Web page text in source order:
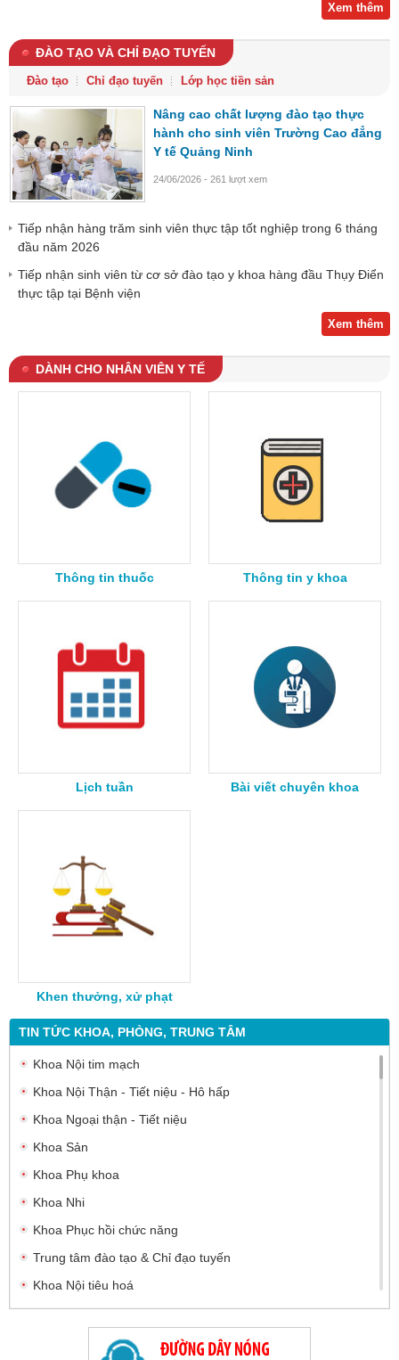
TIN TỨC KHOA, PHÒNG, TRUNG TÂM
Khoa Nội tim mạch
Khoa Nội Thận - Tiết niệu - Hô hấp
Khoa Ngoại thận - Tiết niệu
Khoa Sản
Khoa Phụ khoa
Khoa Nhi
Khoa Phục hồi chức năng
Trung tâm đào tạo & Chỉ đạo tuyến
Khoa Nội tiêu hoá
Khoa Nội tiết
Khoa Tâm thần kinh - cơ xương khớp
Xem thêm
ĐÀO TẠO VÀ CHỈ ĐẠO TUYẾN
Đào tạo Chỉ đạo tuyến Lớp học tiền sản
Nâng cao chất lượng đào tạo thực
hành cho sinh viên Trường Cao đẳng
Y tế Quảng Ninh
24/06/2026 - 261 lượt xem
Tiếp nhận hàng trăm sinh viên thực tập tốt nghiệp trong 6 tháng
đầu năm 2026
Tiếp nhận sinh viên từ cơ sở đào tạo y khoa hàng đầu Thụy Điển
thực tập tại Bệnh viện
Xem thêm
DÀNH CHO NHÂN VIÊN Y TẾ
Thông tin thuốc Thông tin y khoa
Lịch tuần Bài viết chuyên khoa
Khen thưởng, xử phạt